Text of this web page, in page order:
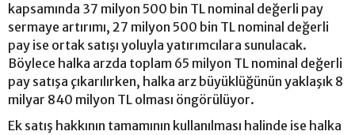
kapsamında 37 milyon 500 bin TL nominal değerli pay
sermaye artırımı, 27 milyon 500 bin TL nominal değerli
pay ise ortak satışı yoluyla yatırımcılara sunulacak.
Böylece halka arzda toplam 65 milyon TL nominal değerli
pay satışa çıkarılırken, halka arz büyüklüğünün yaklaşık 8
milyar 840 milyon TL olması öngörülüyor.
Ek satış hakkının tamamının kullanılması halinde ise halka